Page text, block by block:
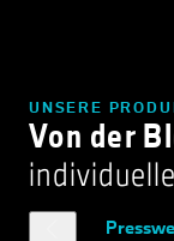
UNSERE
Von der